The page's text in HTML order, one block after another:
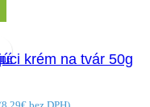
krém na tvár 50g